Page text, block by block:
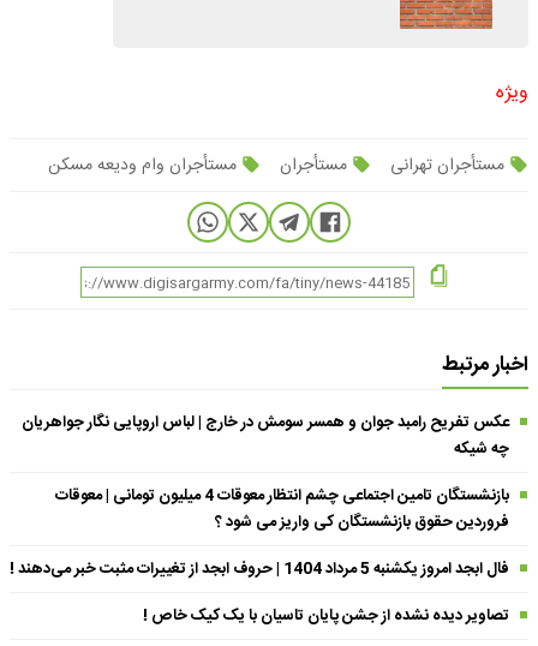
ویژه
مستأجران تهرانی مستأجران مستأجران وام ودیعه مسکن
اخبار مرتبط
عکس تفریح رامبد جوان و همسر سومش در خارج | لباس اروپایی نگار جواهریان
چه شیکه
بازنشستگان تامین اجتماعی چشم انتظار معوقات 4 میلیون تومانی | معوقات
فروردین حقوق بازنشستگان کی واریز می شود ؟
فال ابجد امروز یکشنبه 5 مرداد 1404 | حروف ابجد از تغییرات مثبت خبر می‌دهند !
تصاویر دیده نشده از جشن پایان تاسیان با یک کیک خاص !